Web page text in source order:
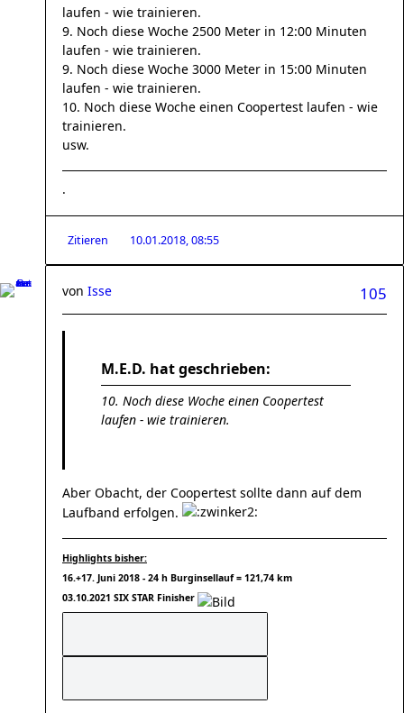
laufen - wie trainieren.
9. Noch diese Woche 2500 Meter in 12:00 Minuten
laufen - wie trainieren.
9. Noch diese Woche 3000 Meter in 15:00 Minuten
laufen - wie trainieren.
10. Noch diese Woche einen Coopertest laufen - wie
trainieren.
usw.
.
Zitieren 10.01.2018, 08:55
105
von Isse
M.E.D. hat geschrieben:
10. Noch diese Woche einen Coopertest
laufen - wie trainieren.
Aber Obacht, der Coopertest sollte dann auf dem
Laufband erfolgen.
Highlights bisher:
16.+17. Juni 2018 - 24 h Burginsellauf = 121,74 km
03.10.2021 SIX STAR Finisher